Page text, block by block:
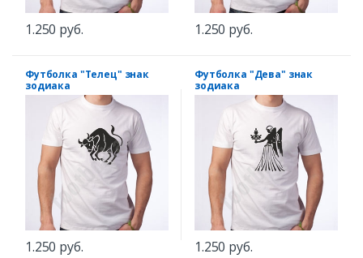
1.250 руб. 1.250 руб.
Футболка "Телец" знак
зодиака
1.250 руб.
Футболка "Дева" знак
зодиака
1.250 руб.